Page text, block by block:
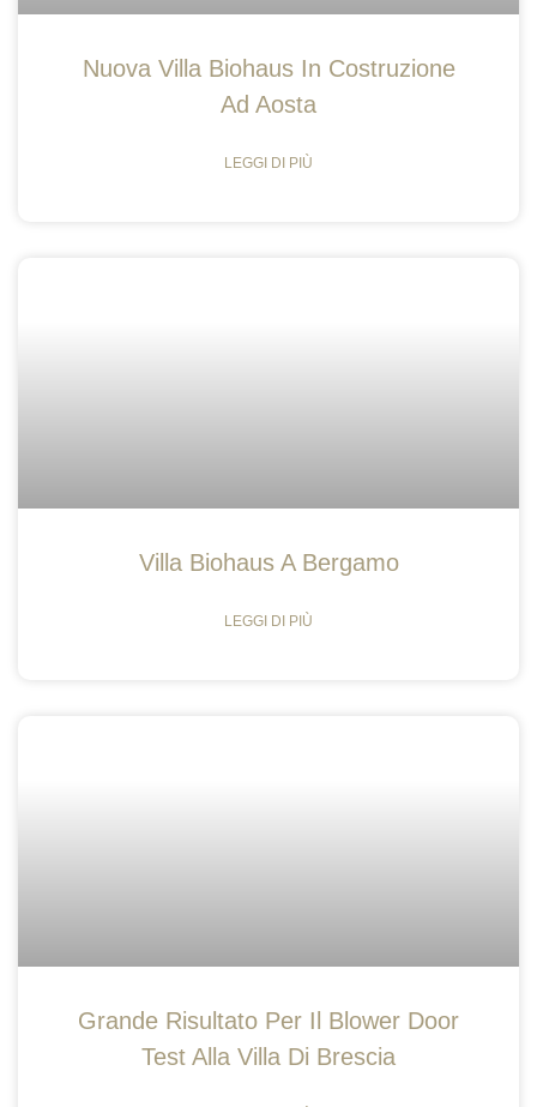
Nuova Villa Biohaus In Costruzione
Ad Aosta
LEGGI DI PIÙ
Villa Biohaus A Bergamo
LEGGI DI PIÙ
Grande Risultato Per Il Blower Door
Test Alla Villa Di Brescia